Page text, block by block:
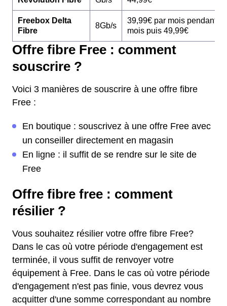
Freebox Delta
Fibre
8Gb/s
39,99€ par mois pendant 12
mois puis 49,99€
Offre fibre Free : comment
souscrire ?
Voici 3 manières de souscrire à une offre fibre
Free :
En boutique : souscrivez à une offre Free avec
un conseiller directement en magasin
En ligne : il suffit de se rendre sur le site de
Free
Offre fibre free : comment
résilier ?
Vous souhaitez résilier votre offre fibre Free?
Dans le cas où votre période d'engagement est
terminée, il vous suffit de renvoyer votre
équipement à Free. Dans le cas où votre période
d'engagement n'est pas finie, vous devrez vous
acquitter d'une somme correspondant au nombre